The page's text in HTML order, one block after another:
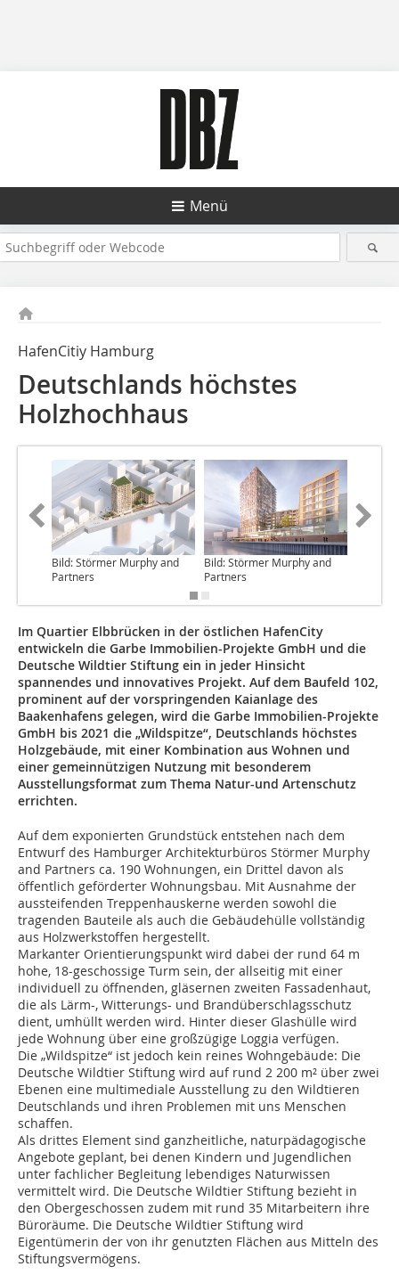
Menü
HafenCitiy Hamburg
Deutschlands höchstes
Holzhochhaus
Bild: Störmer Murphy and
Partners
Bild: Störmer Murphy and
Partners
Im Quartier Elbbrücken in der östlichen HafenCity
entwickeln die Garbe Immobilien-Projekte GmbH und die
Deutsche Wildtier Stiftung ein in jeder Hinsicht
spannendes und innovatives Projekt. Auf dem Baufeld 102,
prominent auf der vorspringenden Kaianlage des
Baakenhafens gelegen, wird die Garbe Immobilien-Projekte
GmbH bis 2021 die „Wildspitze“, Deutschlands höchstes
Holzgebäude, mit einer Kombination aus Wohnen und
einer gemeinnützigen Nutzung mit besonderem
Ausstellungsformat zum Thema Natur-und Artenschutz
errichten.
Auf dem exponierten Grundstück entstehen nach dem
Entwurf des Hamburger Architekturbüros Störmer Murphy
and Partners ca. 190 Wohnungen, ein Drittel davon als
öffentlich geförderter Wohnungsbau. Mit Ausnahme der
aussteifenden Treppenhauskerne werden sowohl die
tragenden Bauteile als auch die Gebäudehülle vollständig
aus Holzwerkstoffen hergestellt.
Markanter Orientierungspunkt wird dabei der rund 64 m
hohe, 18-geschossige Turm sein, der allseitig mit einer
individuell zu öffnenden, gläsernen zweiten Fassadenhaut,
die als Lärm-, Witterungs- und Brandüberschlagsschutz
dient, umhüllt werden wird. Hinter dieser Glashülle wird
jede Wohnung über eine großzügige Loggia verfügen.
Die „Wildspitze“ ist jedoch kein reines Wohngebäude: Die
Deutsche Wildtier Stiftung wird auf rund 2 200 m² über zwei
Ebenen eine multimediale Ausstellung zu den Wildtieren
Deutschlands und ihren Problemen mit uns Menschen
schaffen.
Als drittes Element sind ganzheitliche, naturpädagogische
Angebote geplant, bei denen Kindern und Jugendlichen
unter fachlicher Begleitung lebendiges Naturwissen
vermittelt wird. Die Deutsche Wildtier Stiftung bezieht in
den Obergeschossen zudem mit rund 35 Mitarbeitern ihre
Büroräume. Die Deutsche Wildtier Stiftung wird
Eigentümerin der von ihr genutzten Flächen aus Mitteln des
Stiftungsvermögens.